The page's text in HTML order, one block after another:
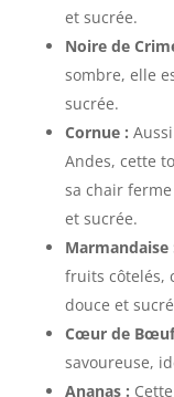
et sucrée.
Noire de
sombre, elle
sucrée.
Cornue :
Andes, cette
sa chair
et sucrée.
Marmandaise
fruits côtelés,
douce et
Cœur de
savoureuse,
Ananas :